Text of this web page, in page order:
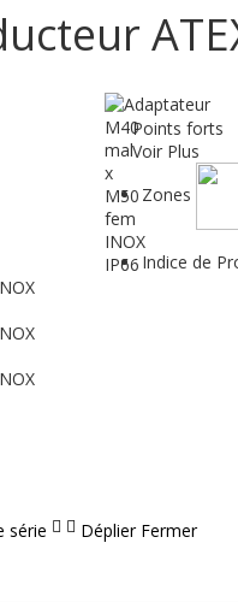
Points forts
Voir Plus
Zones
Indice de
série Déplier Fermer